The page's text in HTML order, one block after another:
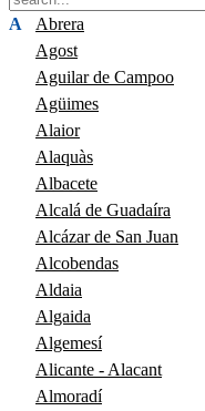
A
Abrera
Agost
Aguilar de Campoo
Agüimes
Alaior
Alaquàs
Albacete
Alcalá de Guadaíra
Alcázar de San Juan
Alcobendas
Aldaia
Algaida
Algemesí
Alicante - Alacant
Almoradí